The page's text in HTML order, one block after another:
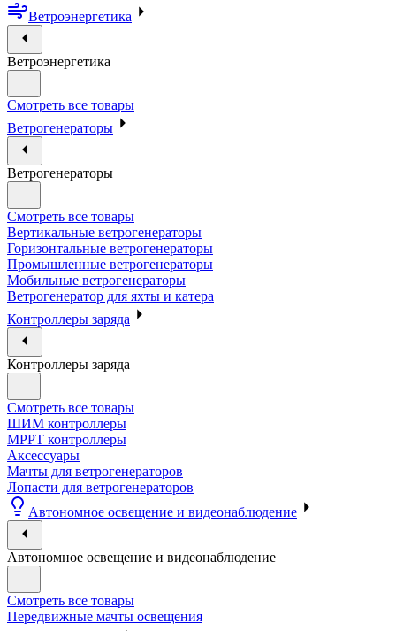
Ветроэнергетика
Ветроэнергетика
Смотреть все товары
Ветрогенераторы
Ветрогенераторы
Смотреть все товары
Вертикальные ветрогенераторы
Горизонтальные ветрогенераторы
Промышленные ветрогенераторы
Мобильные ветрогенераторы
Ветрогенератор для яхты и катера
Контроллеры заряда
Контроллеры заряда
Смотреть все товары
ШИМ контроллеры
МРРТ контроллеры
Аксессуары
Мачты для ветрогенераторов
Лопасти для ветрогенераторов
Автономное освещение и видеонаблюдение
Автономное освещение и видеонаблюдение
Смотреть все товары
Передвижные мачты освещения